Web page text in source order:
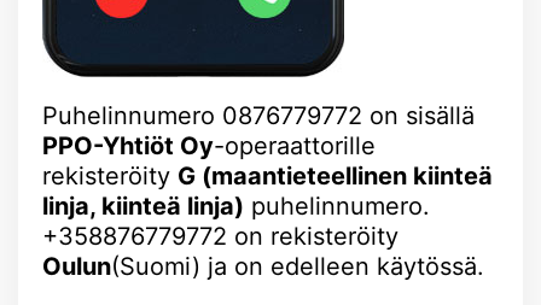
Puhelinnumero 0876779772 on sisällä
PPO-Yhtiöt Oy-operaattorille
rekisteröity G (maantieteellinen kiinteä
linja, kiinteä linja) puhelinnumero.
+358876779772 on rekisteröity
Oulun(Suomi) ja on edelleen käytössä.